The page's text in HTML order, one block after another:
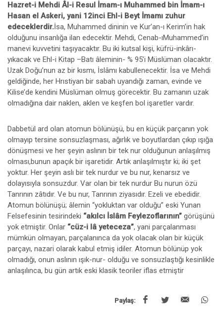
Hazret-i Mehdi Âl-i Resul İmam-ı Muhammed bin İmam-ı
Hasan el Askeri, yani 12inci Ehl-i Beyt İmamı zuhur
edeceklerdir.İsa, Muhammed dininin ve Kur’an-ı Kerim’in hak
olduğunu insanlığa ilan edecektir. Mehdi, Cenab-ıMuhammed’in
manevi kuvvetini taşıyacaktır. Bu iki kutsal kişi, küfrü-inkârı-
yıkacak ve Ehl-i Kitap –Batı âleminin- % 95’i Müslüman olacaktır.
Uzak Doğu’nun az bir kısmı, İslâmı kabullenecektir. İsa ve Mehdi
geldiğinde, her Hrıstiyan bir sabah uyandığı zaman, evinde ve
Kilise’de kendini Müslüman olmuş görecektir. Bu zamanın uzak
olmadığına dair naklen, aklen ve keşfen bol işaretler vardır.
Dabbetül ard olan atomun bölünüşü, bu en küçük parçanın yok
olmayıp tersine sonsuzlaşması, ağırlık ve boyutlardan çıkıp ışığa
dönüşmesi ve her şeyin aslının bir tek nur olduğunun anlaşılmış
olması,bunun apaçık bir işaretidir. Artık anlaşılmıştır ki; iki şet
yoktur. Her şeyin aslı bir tek nurdur ve bu nur, kenarsız ve
dolayısıyla sonsuzdur. Var olan bir tek nurdur Bu nurun özü
Tanrının zâtıdır. Ve bu nur, Tanrının ziyasıdır. Ezeli ve ebedidir.
Atomun bölünüşü; âlemin “yokluktan var olduğu” eski Yunan
Felsefesinin tesirindeki “akılcı İslâm Feylezoflarının” görüşünü
yok etmiştir. Onlar “cüz-i lâ yeteceza”, yani parçalanması
mümkün olmayan, parçalanınca da yok olacak olan bir küçük
parçayı, nazari olarak kabul etmiş idiler. Atomun bölünüp yok
olmadığı, onun aslının ışık-nur- olduğu ve sonsuzlaştığı kesinlikle
anlaşılınca, bu gün artık eski klasik teoriler iflas etmiştir
Paylaş: